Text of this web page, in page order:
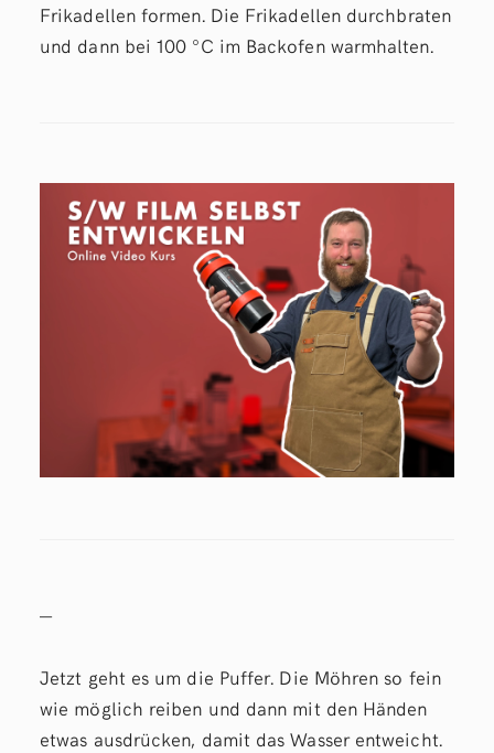
Frikadellen formen. Die Frikadellen durchbraten
und dann bei 100 °C im Backofen warmhalten.
—
Jetzt geht es um die Puffer. Die Möhren so fein
wie möglich reiben und dann mit den Händen
etwas ausdrücken, damit das Wasser entweicht.